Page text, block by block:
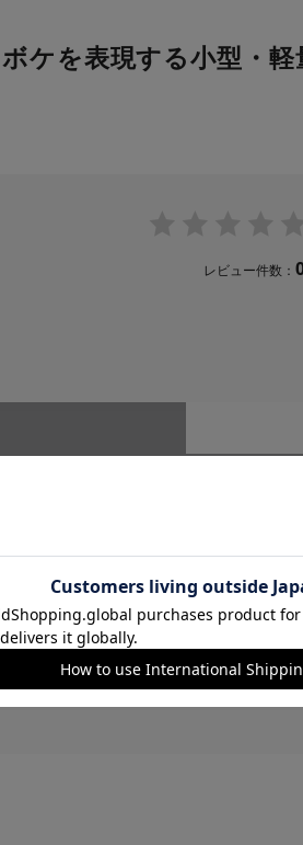
ケを表現する小型・
レビュー件数：
レビューはありません。